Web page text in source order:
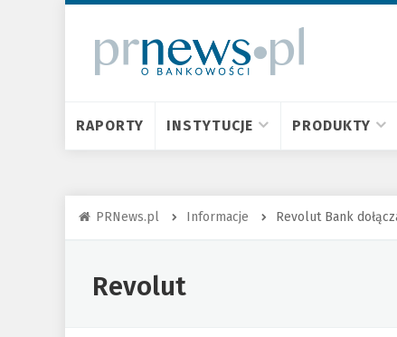
RAPORTY INSTYTUCJE PRODUKTY
PRNews.pl Informacje Revolut Bank
Revolut